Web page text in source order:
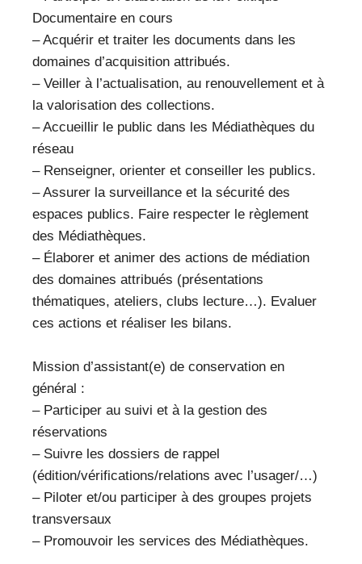
Documentaire en cours
– Acquérir et traiter les documents dans les
domaines d’acquisition attribués.
– Veiller à l’actualisation, au renouvellement et à
la valorisation des collections.
– Accueillir le public dans les Médiathèques du
réseau
– Renseigner, orienter et conseiller les publics.
– Assurer la surveillance et la sécurité des
espaces publics. Faire respecter le règlement
des Médiathèques.
– Élaborer et animer des actions de médiation
des domaines attribués (présentations
thématiques, ateliers, clubs lecture…). Evaluer
ces actions et réaliser les bilans.
Mission d’assistant(e) de conservation en
général :
– Participer au suivi et à la gestion des
réservations
– Suivre les dossiers de rappel
(édition/vérifications/relations avec l’usager/…)
– Piloter et/ou participer à des groupes projets
transversaux
– Promouvoir les services des Médiathèques.